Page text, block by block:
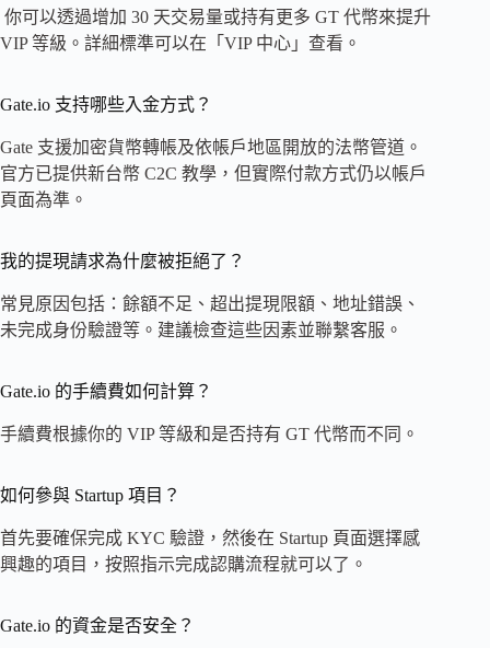
你可以透過增加 30 天交易量或持有更多 GT 代幣來提升
VIP 等級。詳細標準可以在「VIP 中心」查看。
Gate.io 支持哪些入金方式？
Gate 支援加密貨幣轉帳及依帳戶地區開放的法幣管道。
官方已提供新台幣 C2C 教學，但實際付款方式仍以帳戶
頁面為準。
我的提現請求為什麼被拒絕了？
常見原因包括：餘額不足、超出提現限額、地址錯誤、
未完成身份驗證等。建議檢查這些因素並聯繫客服。
Gate.io 的手續費如何計算？
手續費根據你的 VIP 等級和是否持有 GT 代幣而不同。
如何參與 Startup 項目？
首先要確保完成 KYC 驗證，然後在 Startup 頁面選擇感
興趣的項目，按照指示完成認購流程就可以了。
Gate.io 的資金是否安全？